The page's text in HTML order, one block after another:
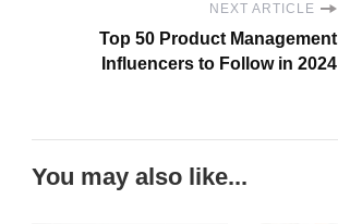
NEXT ARTICLE
Top 50 Product Management
Influencers to Follow in 2024
You may also like...